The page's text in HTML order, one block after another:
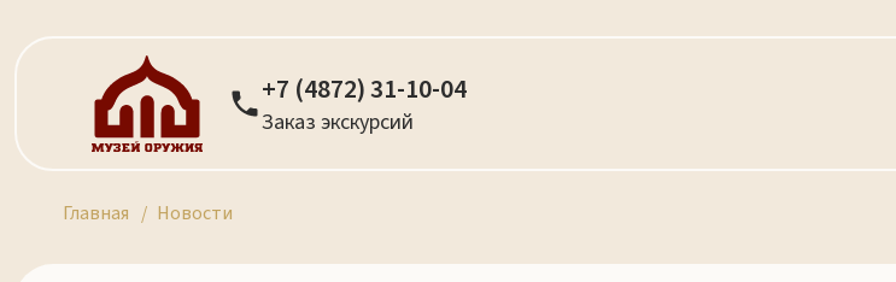
+7 (4872) 31-10-04
Заказ экскурсий
Главная Новости